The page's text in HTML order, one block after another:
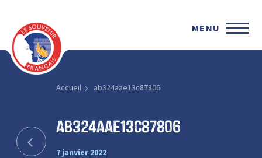
MENU
Accueil ab324aae13c87806
ab324aae13c87806
7 janvier 2022